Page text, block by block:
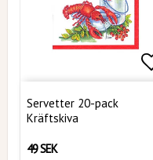
Servetter 20-pack
Kräftskiva
49 SEK